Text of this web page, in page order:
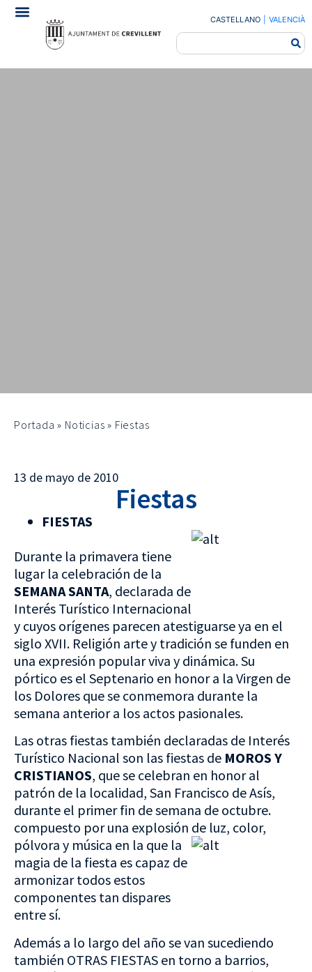
CASTELLANO VALENCIÀ
Portada » Noticias » Fiestas
13 de mayo de 2010
Fiestas
FIESTAS
Durante la primavera tiene
lugar la celebración de la
SEMANA SANTA, declarada de
Interés Turístico Internacional
y cuyos orígenes parecen atestiguarse ya en el
siglo XVII. Religión arte y tradición se funden en
una expresión popular viva y dinámica. Su
pórtico es el Septenario en honor a la Virgen de
los Dolores que se conmemora durante la
semana anterior a los actos pasionales.
Las otras fiestas también declaradas de Interés
Turístico Nacional son las fiestas de MOROS Y
CRISTIANOS, que se celebran en honor al
patrón de la localidad, San Francisco de Asís,
durante el primer fin de semana de octubre.
compuesto por una explosión de luz, color,
pólvora y música en la que la
magia de la fiesta es capaz de
armonizar todos estos
componentes tan dispares
entre sí.
Además a lo largo del año se van sucediendo
también OTRAS FIESTAS en torno a barrios,